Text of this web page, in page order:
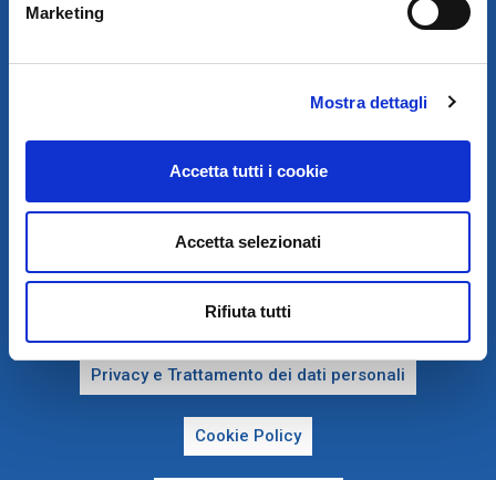
Marketing
Mostra dettagli
Accetta tutti i cookie
Accetta selezionati
Rifiuta tutti
SEDE LEGALE:
VIA NEWTON 12 – 20016 PERO (MI)
COD. FISCALE, NUMERO ISCRIZ. R.I. DI MILANO, MONZA BRIANZA,
REA MI-2115844CAP. SOC. EURO 10.006.000 I.V.
PRIVACY E COOKIE POLICY
Privacy e Trattamento dei dati personali
Cookie Policy